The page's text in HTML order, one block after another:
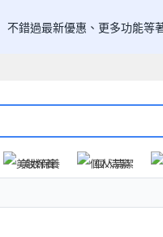
不錯過最新優惠、更多功能等
美妝保養 個人清潔